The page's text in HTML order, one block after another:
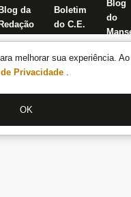
melhorar sua experiência.
Privacidade .
OK
Blog da
Redação
Boletim
do C.E.
Blog
do